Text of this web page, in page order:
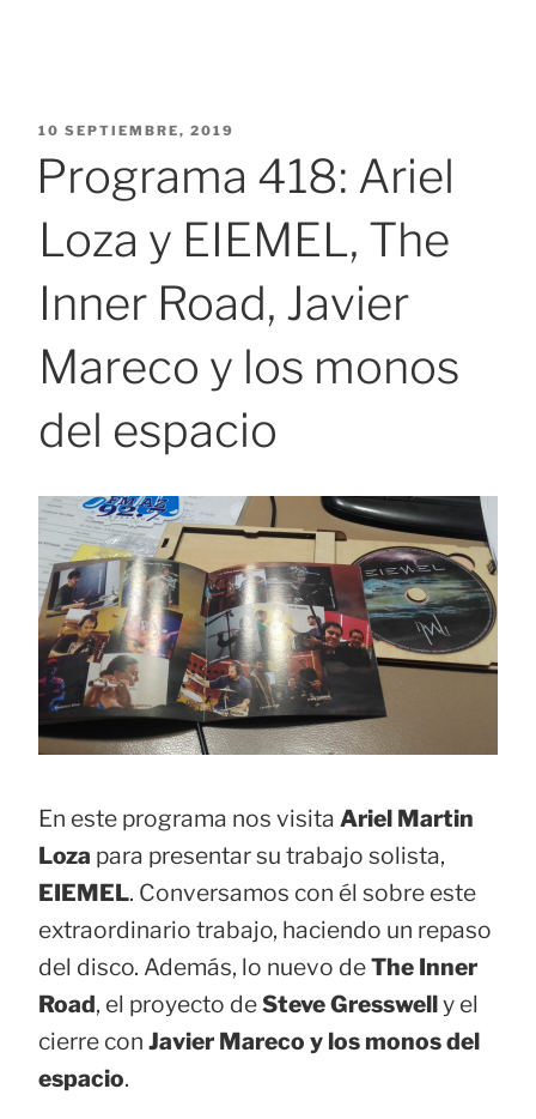
PUBLICADO
10 SEPTIEMBRE, 2019
Programa 418: Ariel
Loza y EIEMEL, The
Inner Road, Javier
Mareco y los monos
del espacio
En este programa nos visita Ariel Martin
Loza para presentar su trabajo solista,
EIEMEL. Conversamos con él sobre este
extraordinario trabajo, haciendo un repaso
del disco. Además, lo nuevo deThe Inner
Road, el proyecto deSteve Gresswelly el
cierre con Javier Mareco y los monos del
espacio.